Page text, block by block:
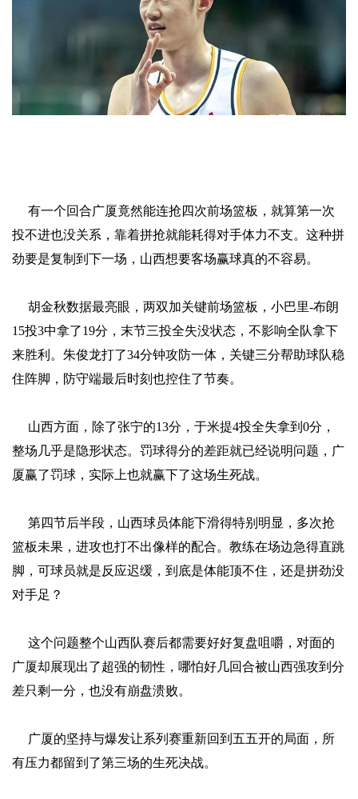
有一个回合广厦竟然能连抢四次前场篮板，就算第一次
投不进也没关系，靠着拼抢就能耗得对手体力不支。这种拼
劲要是复制到下一场，山西想要客场赢球真的不容易。
胡金秋数据最亮眼，两双加关键前场篮板，小巴里-布朗
15投3中拿了19分，末节三投全失没状态，不影响全队拿下
来胜利。朱俊龙打了34分钟攻防一体，关键三分帮助球队稳
住阵脚，防守端最后时刻也控住了节奏。
山西方面，除了张宁的13分，于米提4投全失拿到0分，
整场几乎是隐形状态。罚球得分的差距就已经说明问题，广
厦赢了罚球，实际上也就赢下了这场生死战。
第四节后半段，山西球员体能下滑得特别明显，多次抢
篮板未果，进攻也打不出像样的配合。教练在场边急得直跳
脚，可球员就是反应迟缓，到底是体能顶不住，还是拼劲没
对手足？
这个问题整个山西队赛后都需要好好复盘咀嚼，对面的
广厦却展现出了超强的韧性，哪怕好几回合被山西强攻到分
差只剩一分，也没有崩盘溃败。
广厦的坚持与爆发让系列赛重新回到五五开的局面，所
有压力都留到了第三场的生死决战。